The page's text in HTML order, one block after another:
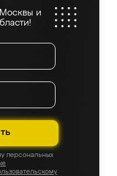
и
персональных